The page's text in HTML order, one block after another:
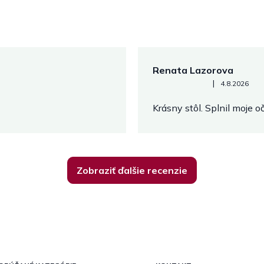
Renata Lazorova
Hodnotenie obchodu je 5 z
| 4.8.2026
Krásny stôl. Splnil moje
Zobraziť ďalšie recenzie